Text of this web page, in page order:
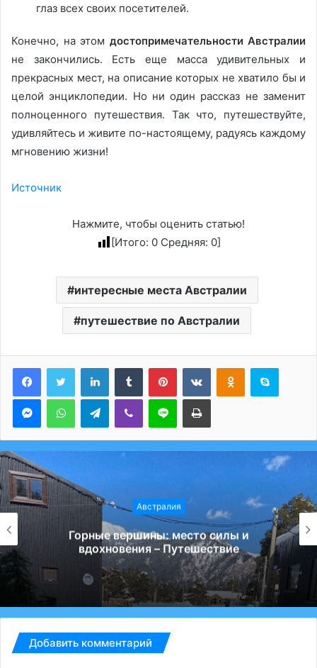
глаз всех своих посетителей.
Конечно, на этом достопримечательности Австралии
не закончились. Есть еще масса удивительных и
прекрасных мест, на описание которых не хватило бы и
целой энциклопедии. Но ни один рассказ не заменит
полноценного путешествия. Так что, путешествуйте,
удивляйтесь и живите по-настоящему, радуясь каждому
мгновению жизни!
Источник
Нажмите, чтобы оценить статью!
[Итого: 0Средняя: 0]
интересные места Австралии
путешествие по Австралии
LinkedInTumblr PinterestВконтактеОдноклассники
Skype
MessengerWhatsAppTelegramViber Line Печатать
Австралия
Горные вершины: место силы и
вдохновения – Путешествие
Добавить комментарий